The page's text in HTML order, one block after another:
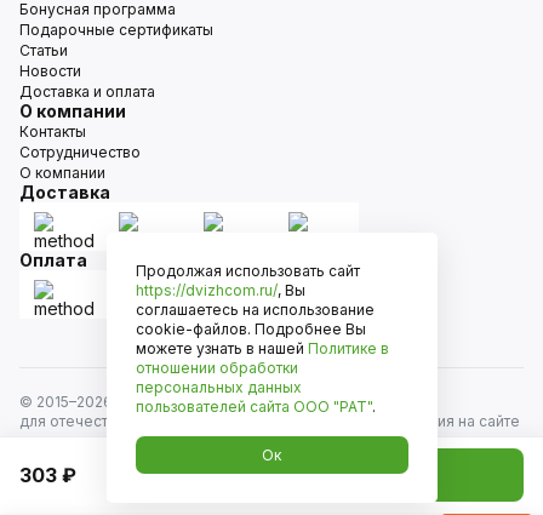
303 ₽ Добавить в корзину
Бонусная программа
Подарочные сертификаты
Статьи
Новости
Доставка и оплата
О компании
Контакты
Сотрудничество
О компании
Доставка
Оплата
© 2015–2026
Движком — сеть магазинов автозапчастей
для отечественных автомобилей и иномарок. Информация на сайте
носит исключительно информационный характер и не является
публичной офертой, определяемой положениями
ст. 437 Гражданского кодекса РФ. Все права защищены.
Продолжая использовать сайт
https://dvizhcom.ru/, Вы
соглашаетесь на использование
cookie-файлов. Подробнее Вы
можете узнать в нашей Политике в
отношении обработки
персональных данных
пользователей сайта ООО "РАТ".
Ок